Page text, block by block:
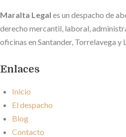
Maralta Legal es un despacho de
derecho mercantil, laboral,
oficinas en Santander, Torrelavega y
Enlaces
Inicio
El despacho
Blog
Contacto